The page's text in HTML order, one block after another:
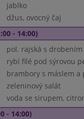
jablko
džus, ovocný čaj
- 14:00)
pol. rajská s drobením
rybí filé pod sýrovou
brambory s máslem a
zeleninový salát
voda se sirupem,
- 14:00)